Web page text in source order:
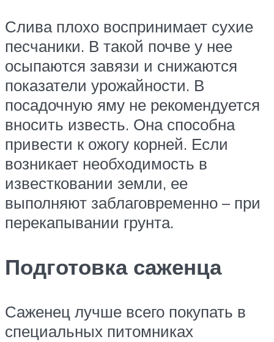
Слива плохо воспринимает сухие
песчаники. В такой почве у нее
осыпаются завязи и снижаются
показатели урожайности. В
посадочную яму не рекомендуется
вносить известь. Она способна
привести к ожогу корней. Если
возникает необходимость в
известковании земли, ее
выполняют заблаговременно – при
перекапывании грунта.
Подготовка саженца
Саженец лучше всего покупать в
специальных питомниках